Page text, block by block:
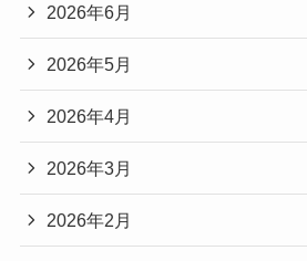
2026年6月
2026年5月
2026年4月
2026年3月
2026年2月